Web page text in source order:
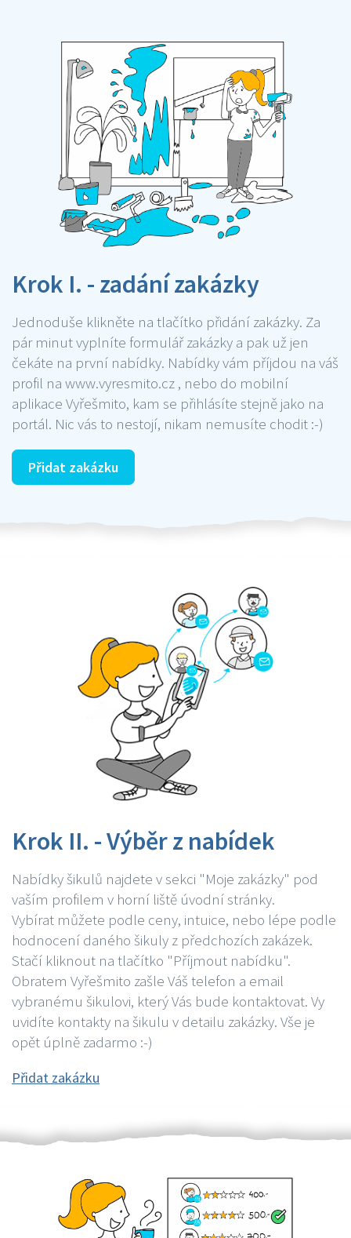
Krok I. - zadání zakázky
Jednoduše klikněte na tlačítko přidání zakázky. Za
pár minut vyplníte formulář zakázky a pak už jen
čekáte na první nabídky. Nabídky vám příjdou na váš
profil na www.vyresmito.cz , nebo do mobilní
aplikace Vyřešmito, kam se přihlásíte stejně jako na
portál. Nic vás to nestojí, nikam nemusíte chodit :-)
Přidat zakázku
Krok II. - Výběr z nabídek
Nabídky šikulů najdete v sekci "Moje zakázky" pod
vaším profilem v horní liště úvodní stránky.
Vybírat můžete podle ceny, intuice, nebo lépe podle
hodnocení daného šikuly z předchozích zakázek.
Stačí kliknout na tlačítko "Příjmout nabídku".
Obratem Vyřešmito zašle Váš telefon a email
vybranému šikulovi, který Vás bude kontaktovat. Vy
uvidíte kontakty na šikulu v detailu zakázky. Vše je
opět úplně zadarmo :-)
Přidat zakázku